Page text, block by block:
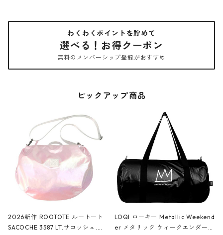
わくわくポイントを貯めて
選べる！お得クーポン
無料のメンバーシップ登録がおすすめ
ピックアップ商品
2026新作 ROOTOTE ルートート
SACOCHE 3587 LT.サコッシュ.ル
LOQI ローキー Metallic Weekend
er メタリック ウィークエンダー